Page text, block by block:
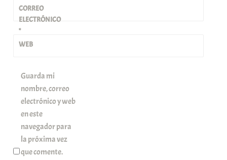
CORREO
ELECTRÓNICO
*
WEB
Guarda mi
nombre, correo
electrónico y web
en este
navegador para
la próxima vez
que comente.